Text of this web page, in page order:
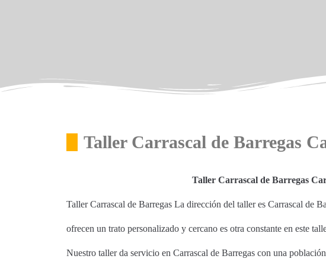
Taller Carrascal de Barregas
Taller Carrascal de Barregas
Taller Carrascal de Barregas La dirección del taller es Carrascal de
ofrecen un trato personalizado y cercano es otra constante en este
Nuestro taller da servicio en Carrascal de Barregas con una